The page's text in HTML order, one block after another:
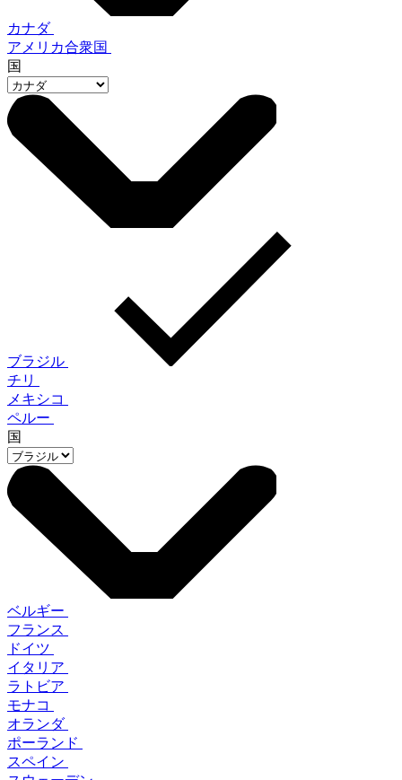
カナダ
アメリカ合衆国
国
ブラジル
チリ
メキシコ
ペルー
国
ベルギー
フランス
ドイツ
イタリア
ラトビア
モナコ
オランダ
ポーランド
スペイン